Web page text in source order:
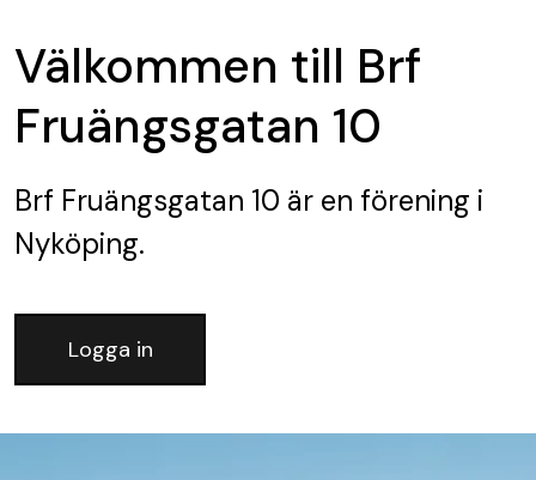
Välkommen till Brf
Fruängsgatan 10
Brf Fruängsgatan 10 är en förening i
Nyköping.
Logga in